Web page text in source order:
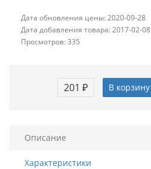
Дата обновления цены: 2020-09-28
Дата добавления товара: 2017-02-08
Просмотров: 335
201 ₽ В корзину
Описание
Характеристики